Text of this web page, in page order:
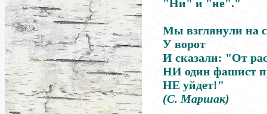
"Ни" и "не"."
Мы взглянули на
У ворот
И сказали: "От
НИ один фашист
НЕ уйдет!"
(С. Маршак)